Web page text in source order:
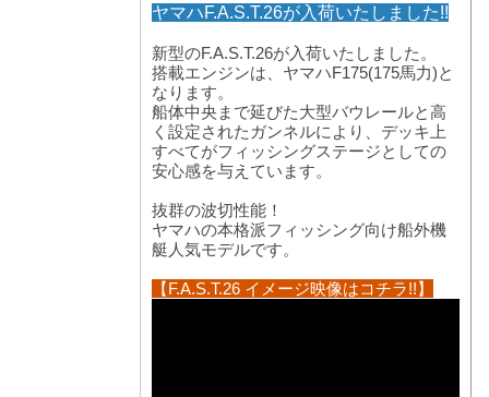
ヤマハF.A.S.T.26が入荷いたしました!!
新型のF.A.S.T.26が入荷いたしました。
搭載エンジンは、ヤマハF175(175馬力)と
なります。
船体中央まで延びた大型バウレールと高
く設定されたガンネルにより、デッキ上
すべてがフィッシングステージとしての
安心感を与えています。
抜群の波切性能！
ヤマハの本格派フィッシング向け船外機
艇人気モデルです。
【F.A.S.T.26 イメージ映像はコチラ!!】